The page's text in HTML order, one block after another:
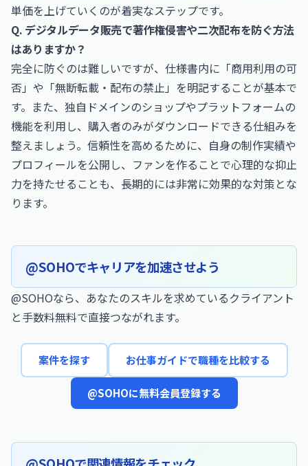
単価を上げていくのが着実なステップです。
Q. デジタルデータ販売で著作権侵害や二次配布を防ぐ方法
はありますか？
完全に防ぐのは難しいですが、仕様書内に「商用利用の可
否」や「無断転載・配布の禁止」を明記することが基本で
す。また、独自ドメインのショップやプラットフォームの
機能を利用し、購入者のみがダウンロードできる仕組みを
整えましょう。信頼性を高めるために、自身の制作実績や
プロフィールを公開し、ファンを作ることで心理的な抑止
力を持たせることも、長期的には非常に効果的な対策とな
ります。
@SOHOでキャリアを加速させよう
@SOHOなら、あなたのスキルを求めているクライアント
と手数料無料で直接つながれます。
案件を探す お仕事ガイドで職種を比較する
@SOHOに無料会員登録する